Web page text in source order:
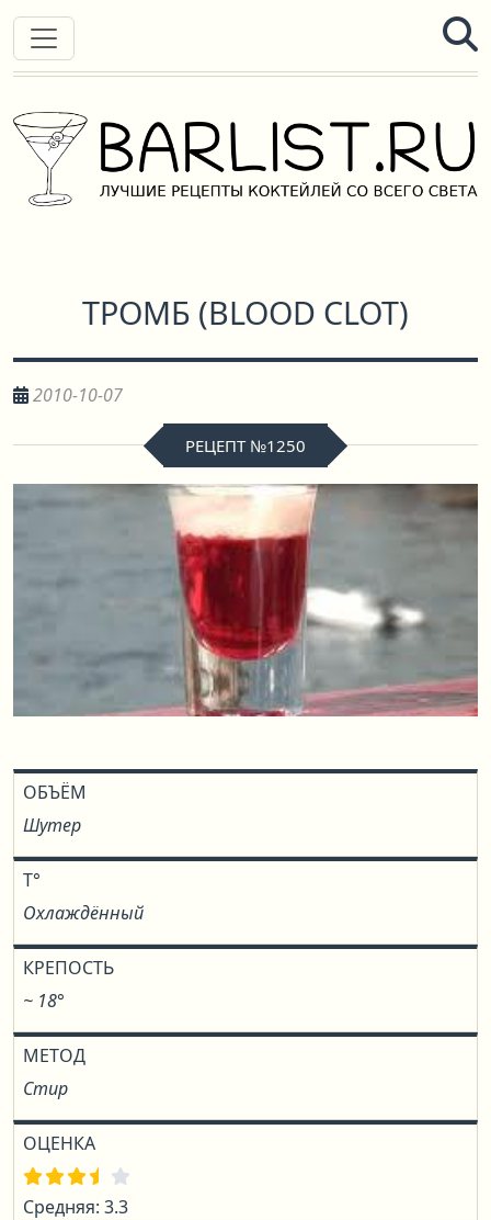
ТРОМБ (BLOOD CLOT)
2010-10-07
РЕЦЕПТ №1250
ОБЪЁМ
Шутер
T°
Охлаждённый
КРЕПОСТЬ
~ 18°
МЕТОД
Стир
ОЦЕНКА
Средняя: 3.3